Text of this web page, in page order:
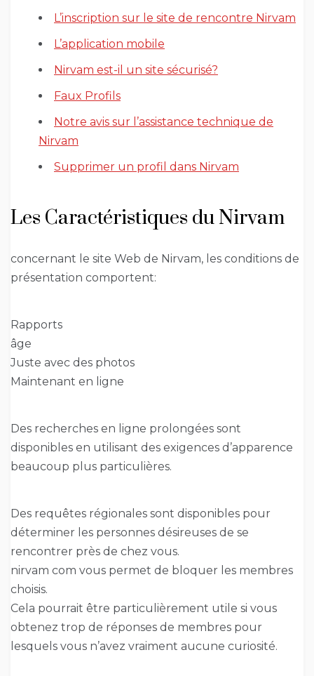
L’inscription sur le site de rencontre Nirvam
L’application mobile
Nirvam est-il un site sécurisé?
Faux Profils
Notre avis sur l’assistance technique de
Nirvam
Supprimer un profil dans Nirvam
Les Caractéristiques du Nirvam
concernant le site Web de Nirvam, les conditions de
présentation comportent:
Rapports
âge
Juste avec des photos
Maintenant en ligne
Des recherches en ligne prolongées sont
disponibles en utilisant des exigences d’apparence
beaucoup plus particulières.
Des requêtes régionales sont disponibles pour
déterminer les personnes désireuses de se
rencontrer près de chez vous.
nirvam com vous permet de bloquer les membres
choisis.
Cela pourrait être particulièrement utile si vous
obtenez trop de réponses de membres pour
lesquels vous n’avez vraiment aucune curiosité.